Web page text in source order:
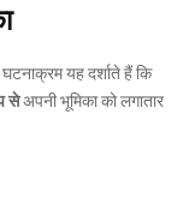
यह दर्शाते हैं कि
सेअपनी भूमिका को लगातार